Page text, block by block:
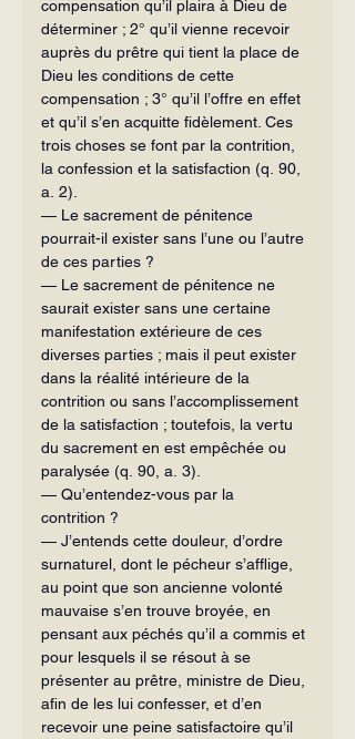
compensation qu’il plaira à Dieu de
déterminer ; 2° qu’il vienne recevoir
auprès du prêtre qui tient la place de
Dieu les conditions de cette
compensation ; 3° qu’il l’offre en effet
et qu’il s’en acquitte fidèlement. Ces
trois choses se font par la contrition,
la confession et la satisfaction (q. 90,
a. 2).
— Le sacrement de pénitence
pourrait-il exister sans l’une ou l’autre
de ces parties ?
— Le sacrement de pénitence ne
saurait exister sans une certaine
manifestation extérieure de ces
diverses parties ; mais il peut exister
dans la réalité intérieure de la
contrition ou sans l’accomplissement
de la satisfaction ; toutefois, la vertu
du sacrement en est empêchée ou
paralysée (q. 90, a. 3).
— Qu’entendez-vous par la
contrition ?
— J’entends cette douleur, d’ordre
surnaturel, dont le pécheur s’afflige,
au point que son ancienne volonté
mauvaise s’en trouve broyée, en
pensant aux péchés qu’il a commis et
pour lesquels il se résout à se
présenter au prêtre, ministre de Dieu,
afin de les lui confesser, et d’en
recevoir une peine satisfactoire qu’il